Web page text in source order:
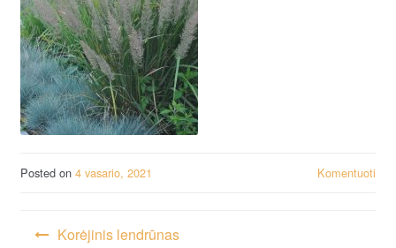
Posted on 4 vasario, 2021 Komentuoti
Navigacija
Korėjinis lendrūnas